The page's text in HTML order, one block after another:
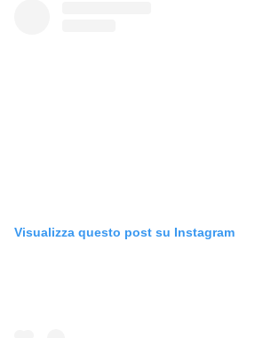
Visualizza questo post su Instagram